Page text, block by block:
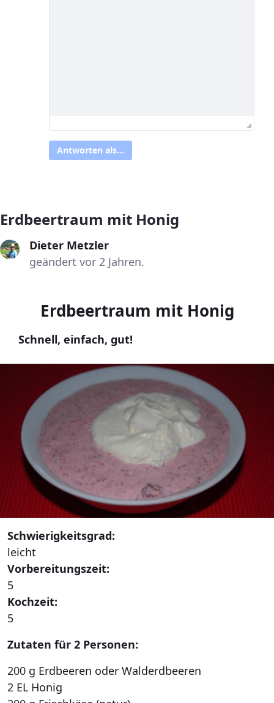
Antworten als...
Erdbeertraum mit Honig
Dieter Metzler
geändert vor 2 Jahren.
Erdbeertraum mit Honig
Schnell, einfach, gut!
Schwierigkeitsgrad:
leicht
Vorbereitungszeit:
5
Kochzeit:
5
Zutaten für 2 Personen:
200 g Erdbeeren oder Walderdbeeren
2 EL Honig